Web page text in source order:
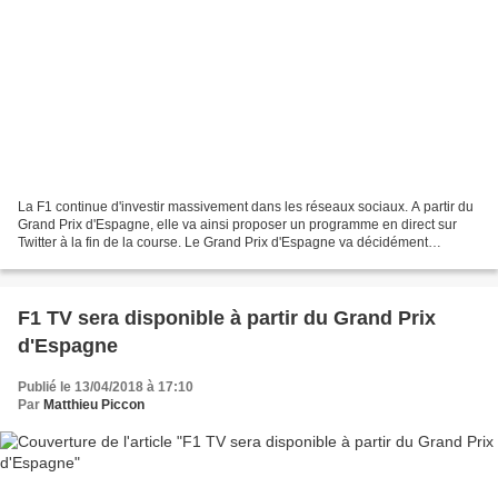
La F1 continue d'investir massivement dans les réseaux sociaux. A partir du
Grand Prix d'Espagne, elle va ainsi proposer un programme en direct sur
Twitter à la fin de la course. Le Grand Prix d'Espagne va décidément
F1 TV sera disponible à partir du Grand Prix
d'Espagne
Publié le 13/04/2018 à 17:10
Par Matthieu Piccon